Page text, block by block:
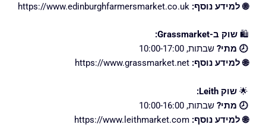
🌐 למידע נוסף: https://www.edinburghfarmersmarket.co.uk
🛍️ שוק ב-Grassmarket:
🕗 מתי? שבתות, 10:00-17:00
🌐 למידע נוסף: https://www.grassmarket.net
🌟 שוק Leith:
🕗 מתי? שבתות, 10:00-16:00
🌐 למידע נוסף: https://www.leithmarket.com